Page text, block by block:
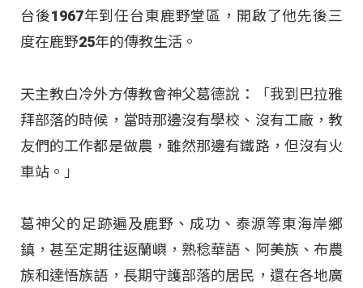
台後1967年到任台東鹿野堂區，開啟了他先後三
度在鹿野25年的傳教生活。
天主教白冷外方傳教會神父葛德說：「我到巴拉雅
拜部落的時候，當時那邊沒有學校、沒有工廠，教
友們的工作都是做農，雖然那邊有鐵路，但沒有火
車站。」
葛神父的足跡遍及鹿野、成功、泰源等東海岸鄉
鎮，甚至定期往返蘭嶼，熟稔華語、阿美族、布農
族和達悟族語，長期守護部落的居民，還在各地廣